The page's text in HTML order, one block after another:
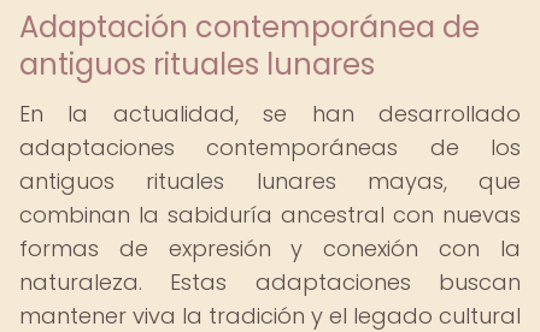
Adaptación contemporánea de
antiguos rituales lunares
En la actualidad, se han desarrollado
adaptaciones contemporáneas de los
antiguos rituales lunares mayas, que
combinan la sabiduría ancestral con nuevas
formas de expresión y conexión con la
naturaleza. Estas adaptaciones buscan
mantener viva la tradición y el legado cultural